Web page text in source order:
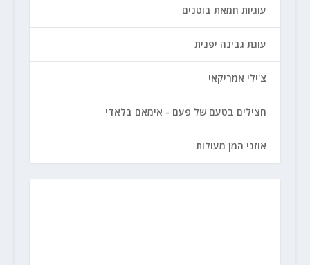
עוגיות חמאת בוטנים
עוגת גבינה יפנית
צ'ילי אמריקאי
חצילים בטעם של פעם - אימאם בלאדי
אוזני המן מעולות